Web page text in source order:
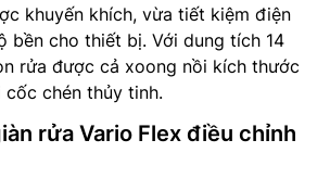
khuyến khích, vừa tiết kiệm điện
bền cho thiết bị. Với dung tích 14
rửa được cả xoong nồi kích thước
chén thủy tinh.
rửa Vario Flex điều chỉnh